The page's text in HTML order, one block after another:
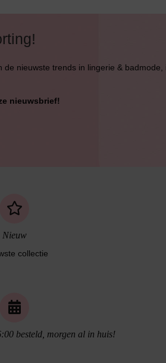
de nieuwste trends in lingerie & badmode,
nieuwsbrief!
Nieuw
collectie
besteld, morgen al in huis!